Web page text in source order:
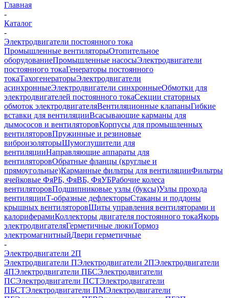
Главная
-
Каталог
-
Электродвигатели постоянного тока
Промышленные вентиляторыОтопительное
оборудованиеПромышленные насосыЭлектродвигатели
постоянного токаГенераторы постоянного
токаТахогенераторыЭлектродвигатели
асинхронныеЭлектродвигатели синхронныеОбмотки для
электродвигателей постоянного токаСекции статорных
обмоток электродвигателяВентиляционные клапаныГибкие
вставки для вентиляцииВсасывающие карманы для
дымососов и вентиляторовКорпусы для промышленных
вентиляторовПружинные и резиновые
виброизоляторыШумоглушители для
вентиляцииНаправляющие аппараты для
вентиляторовОбратные фланцы (круглые и
прямоугольные)Карманные фильтры для вентиляцииФильтры
ячейковые ФяРБ, ФяВБ, ФяУБРабочие колеса
вентиляторовПодшипниковые узлы (буксы)Узлы прохода
вентиляцииТ-образные дефлекторыСтаканы и поддоны
крышных вентиляторовЩиты управления вентиляторами и
калориферамиКоллекторы двигателя постоянного токаЯкорь
электродвигателяГерметичные люкиТормоз
электромагнитныйДвери герметичные
-
Электродвигатели 2П
Электродвигатели ПЭлектродвигатели 2ПЭлектродвигатели
4ПЭлектродвигатели ПБСЭлектродвигатели
ПСЭлектродвигатели ПСТЭлектродвигатели
ПБСТЭлектродвигатели ПМЭлектродвигатели